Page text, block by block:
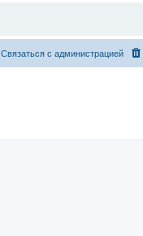
Связаться с администрацией